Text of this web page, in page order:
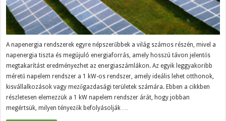
A napenergia rendszerek egyre népszerűbbek a világ számos részén, mivel a
napenergia tiszta és megújuló energiaforrás, amely hosszú távon jelentős
megtakarítást eredményezhet az energiaszámlákon. Az egyik leggyakoribb
méretű napelem rendszer a 1 kW-os rendszer, amely ideális lehet otthonok,
kisvállalkozások vagy mezőgazdasági területek számára. Ebben a cikkben
részletesen elemezzük a 1 kW napelem rendszer árát, hogy jobban
megértsük, milyen tényezők befolyásolják …